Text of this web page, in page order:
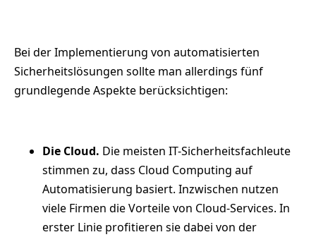
Bei der Implementierung von automatisierten
Sicherheitslösungen sollte man allerdings fünf
grundlegende Aspekte berücksichtigen:
Die Cloud. Die meisten IT-Sicherheitsfachleute
stimmen zu, dass Cloud Computing auf
Automatisierung basiert. Inzwischen nutzen
viele Firmen die Vorteile von Cloud-Services. In
erster Linie profitieren sie dabei von der